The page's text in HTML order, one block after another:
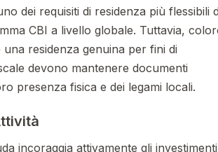
dei requisiti di residenza più flessibili
CBI a livello globale. Tuttavia,
residenza genuina per fini di
devono mantenere documenti
presenza fisica e dei legami locali.
incoraggia attivamente gli investimenti